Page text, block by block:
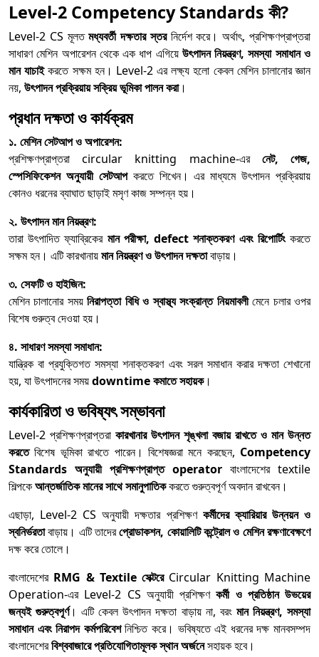
Level-2 Competency Standards কী?
Level-2 CS মূলতমধ্যবর্তী দক্ষতার স্তরনির্দেশ করে। অর্থাৎ, প্রশিক্ষণপ্রাপ্তরা
সাধারণ মেশিন অপারেশন থেকে এক ধাপ এগিয়ে উৎপাদন নিয়ন্ত্রণ, সমস্যা সমাধান ও
মান যাচাইকরতে সক্ষম হন। Level-2 এর লক্ষ্য হলো কেবল মেশিন চালানোর জ্ঞান
নয়, উৎপাদন প্রক্রিয়ায় সক্রিয় ভূমিকা পালন করা।
প্রধান দক্ষতা ও কার্যক্রম
১. মেশিন সেটআপ ও অপারেশন:
প্রশিক্ষণপ্রাপ্তরা circular knitting machine-এর নেট, গেজ,
স্পেসিফিকেশন অনুযায়ী সেটআপকরতে শিখেন। এর মাধ্যমে উৎপাদন প্রক্রিয়ায়
কোনও ধরনের ব্যাঘাত ছাড়াই মসৃণ কাজ সম্পন্ন হয়।
২. উৎপাদন মান নিয়ন্ত্রণ:
তারা উৎপাদিত ফ্যাব্রিকের মান পরীক্ষা, defect শনাক্তকরণ এবং রিপোর্টিংকরতে
সক্ষম হন। এটি কারখানায়মান নিয়ন্ত্রণ ও উৎপাদন দক্ষতাবাড়ায়।
৩. সেফটি ও হাইজিন:
মেশিন চালানোর সময়নিরাপত্তা বিধি ও স্বাস্থ্য সংক্রান্ত নিয়মাবলীমেনে চলার ওপর
বিশেষ গুরুত্ব দেওয়া হয়।
৪. সাধারণ সমস্যা সমাধান:
যান্ত্রিক বা প্রযুক্তিগত সমস্যা শনাক্তকরণ এবং সরল সমাধান করার দক্ষতা শেখানো
হয়, যা উৎপাদনের সময়downtime কমাতে সহায়ক।
কার্যকারিতা ও ভবিষ্যৎ সম্ভাবনা
Level-2 প্রশিক্ষণপ্রাপ্তরা কারখানার উৎপাদন শৃঙ্খলা বজায় রাখতে ও মান উন্নত
করতেবিশেষ ভূমিকা রাখতে পারেন। বিশেষজ্ঞরা মনে করছেন, Competency
Standards অনুযায়ী প্রশিক্ষণপ্রাপ্ত operator বাংলাদেশের textile
শিল্পকেআন্তর্জাতিক মানের সাথে সমানুপাতিককরতে গুরুত্বপূর্ণ অবদান রাখবেন।
এছাড়া, Level-2 CS অনুযায়ী দক্ষতার প্রশিক্ষণ কর্মীদের ক্যারিয়ার উন্নয়ন ও
স্বনির্ভরতাবাড়ায়। এটি তাদেরপ্রোডাকশন, কোয়ালিটি কন্ট্রোল ও মেশিন রক্ষণাবেক্ষণে
দক্ষ করে তোলে।
বাংলাদেশের RMG & Textile সেক্টরেCircular Knitting Machine
Operation-এর Level-2 CS অনুযায়ী প্রশিক্ষণকর্মী ও প্রতিষ্ঠান উভয়ের
জন্যই গুরুত্বপূর্ণ। এটি কেবল উৎপাদন দক্ষতা বাড়ায় না, বরং মান নিয়ন্ত্রণ, সমস্যা
সমাধান এবং নিরাপদ কর্মপরিবেশনিশ্চিত করে। ভবিষ্যতে এই ধরনের দক্ষ মানবসম্পদ
বাংলাদেশেরবিশ্ববাজারে প্রতিযোগিতামূলক স্থান অর্জনেসহায়ক হবে।